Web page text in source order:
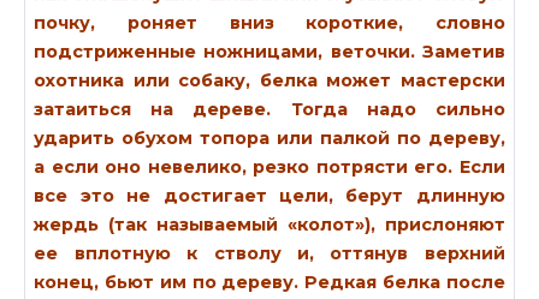
почку, роняет вниз короткие, словно
подстриженные ножницами, веточки. Заметив
охотника или собаку, белка может мастерски
затаиться на дереве. Тогда надо сильно
ударить обухом топора или палкой по дереву,
а если оно невелико, резко потрясти его. Если
все это не достигает цели, берут длинную
жердь (так называемый «колот»), прислоняют
ее вплотную к стволу и, оттянув верхний
конец, бьют им по дереву. Редкая белка после